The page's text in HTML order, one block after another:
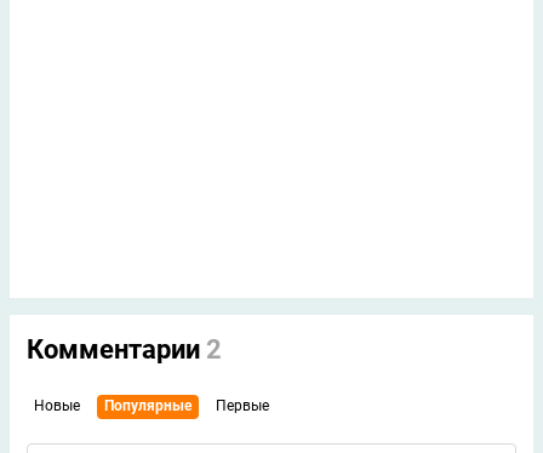
Комментарии 2
Новые Популярные Первые